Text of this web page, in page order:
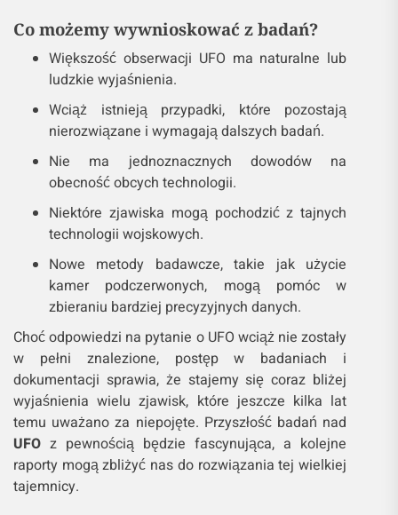
Co możemy wywnioskować z badań?
Większość obserwacji UFO ma naturalne lub
ludzkie wyjaśnienia.
Wciąż istnieją przypadki, które pozostają
nierozwiązane i wymagają dalszych badań.
Nie ma jednoznacznych dowodów na
obecność obcych technologii.
Niektóre zjawiska mogą pochodzić z tajnych
technologii wojskowych.
Nowe metody badawcze, takie jak użycie
kamer podczerwonych, mogą pomóc w
zbieraniu bardziej precyzyjnych danych.
Choć odpowiedzi na pytanie o UFO wciąż nie zostały
w pełni znalezione, postęp w badaniach i
dokumentacji sprawia, że stajemy się coraz bliżej
wyjaśnienia wielu zjawisk, które jeszcze kilka lat
temu uważano za niepojęte. Przyszłość badań nad
UFO z pewnością będzie fascynująca, a kolejne
raporty mogą zbliżyć nas do rozwiązania tej wielkiej
tajemnicy.